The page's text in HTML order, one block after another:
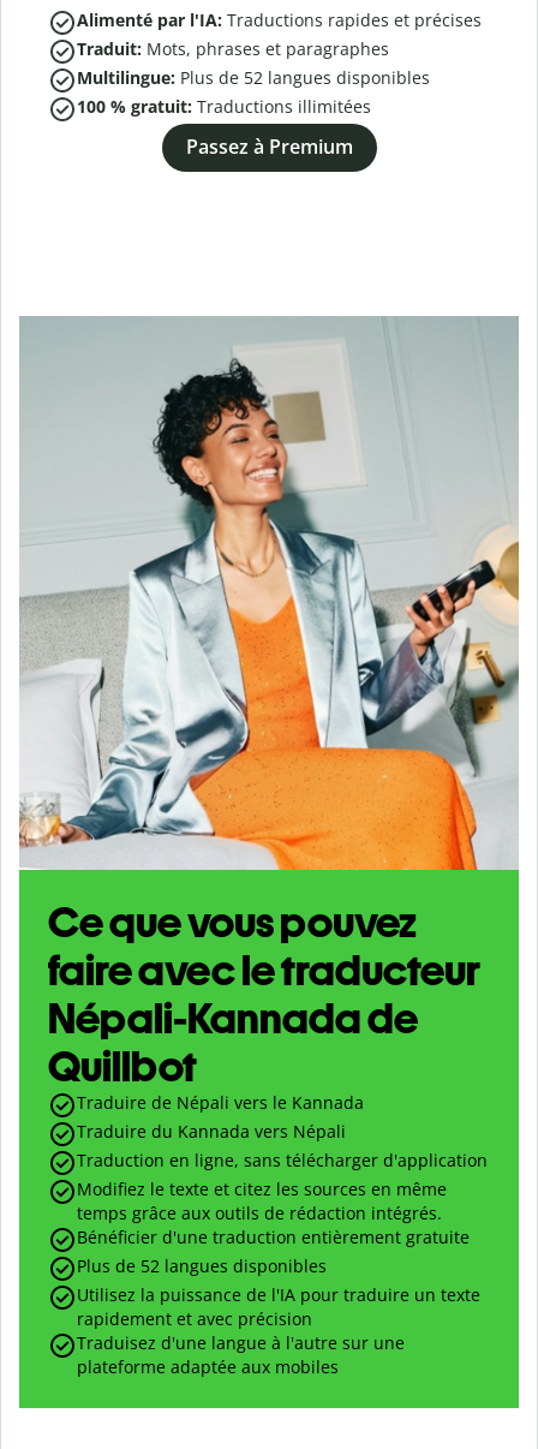
Alimenté par l'IA: Traductions rapides et précises
Traduit: Mots, phrases et paragraphes
Multilingue: Plus de 52 langues disponibles
100 % gratuit: Traductions illimitées
Passez à Premium
Ce que vous pouvez
faire avec le traducteur
Népali-Kannada de
Quillbot
Traduire de Népali vers le Kannada
Traduire du Kannada vers Népali
Traduction en ligne, sans télécharger d'application
Modifiez le texte et citez les sources en même
temps grâce aux outils de rédaction intégrés.
Bénéficier d'une traduction entièrement gratuite
Plus de 52 langues disponibles
Utilisez la puissance de l'IA pour traduire un texte
rapidement et avec précision
Traduisez d'une langue à l'autre sur une
plateforme adaptée aux mobiles